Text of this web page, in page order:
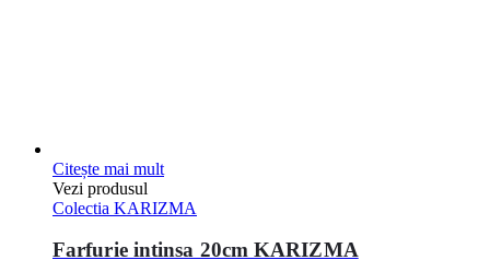
Citește mai mult
Vezi produsul
Colectia KARIZMA
Farfurie intinsa 20cm KARIZMA